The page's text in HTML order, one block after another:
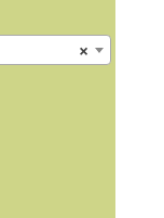
×